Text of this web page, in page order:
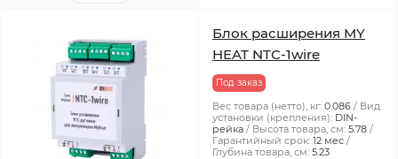
Блок расширения MY
HEAT NTC-1wire
Под заказ
Вес товара (нетто), кг: 0.086
Вид
установки (крепления): DIN-
рейка
Высота товара, см: 5.78
Гарантийный срок: 12 мес
Глубина товара, см: 5.23